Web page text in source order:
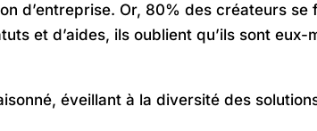
d’entreprise. Or, 80% des créateurs se
et d’aides, ils oublient qu’ils sont eux-
éveillant à la diversité des